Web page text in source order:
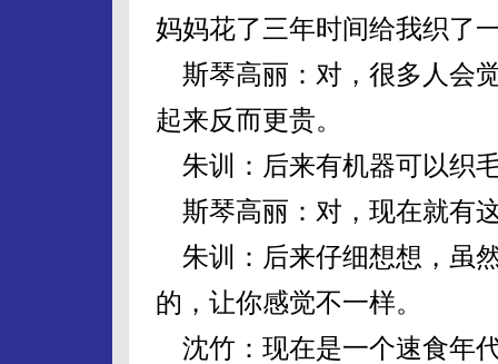
妈妈花了三年时间给我织了
斯琴高丽：对，很多人会
起来反而更贵。
朱训：后来有机器可以织
斯琴高丽：对，现在就有
朱训：后来仔细想想，虽
的，让你感觉不一样。
沈竹：现在是一个速食年